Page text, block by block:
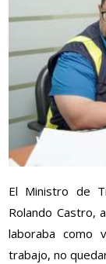
El Ministro de
Rolando Castro,
laboraba como
trabajo, no